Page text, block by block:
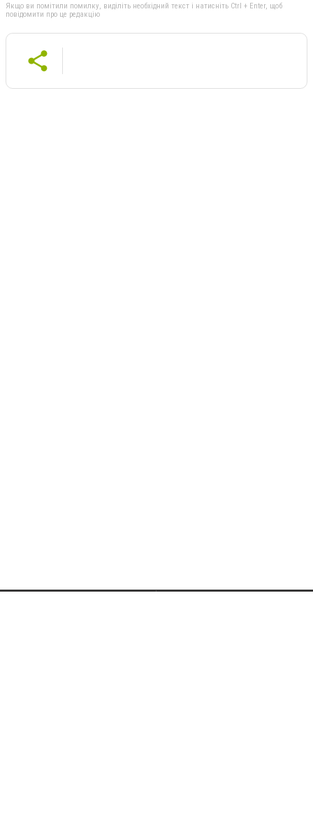
Якщо ви помітили помилку, виділіть необхідний текст і натисніть Ctrl + Enter, щоб
повідомити про це редакцію